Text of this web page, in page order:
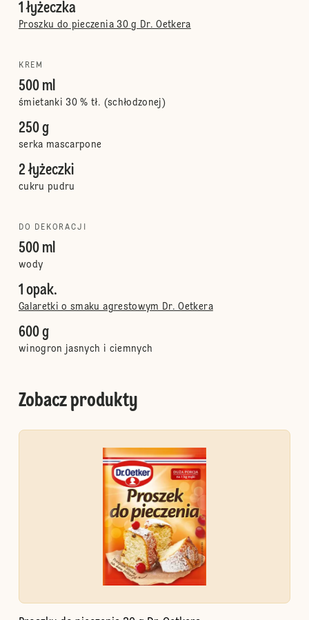
1 łyżeczka
Proszku do pieczenia 30 g Dr. Oetkera
KREM
500 ml
śmietanki 30 % tł. (schłodzonej)
250 g
serka mascarpone
2 łyżeczki
cukru pudru
DO DEKORACJI
500 ml
wody
1 opak.
Galaretki o smaku agrestowym Dr. Oetkera
600 g
winogron jasnych i ciemnych
Zobacz produkty